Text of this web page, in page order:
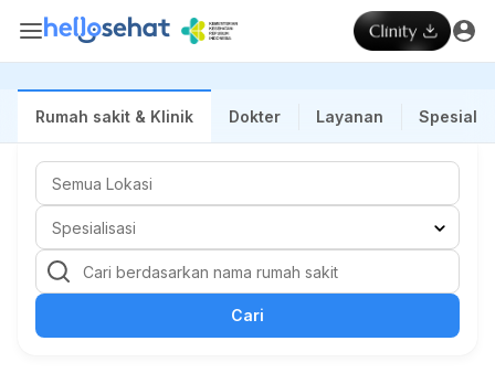
Rumah sakit & Klinik Dokter Layanan
Cari